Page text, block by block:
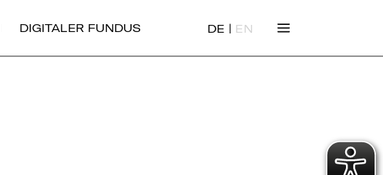
DIGITALER FUNDUS DE | EN